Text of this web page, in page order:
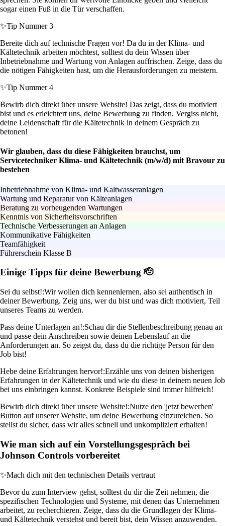
sogar einen Fuß in die Tür verschaffen.
✨Tip Nummer 3
Bereite dich auf technische Fragen vor! Da du in der Klima- und
Kältetechnik arbeiten möchtest, solltest du dein Wissen über
Inbetriebnahme und Wartung von Anlagen auffrischen. Zeige, dass du
die nötigen Fähigkeiten hast, um die Herausforderungen zu meistern.
✨Tip Nummer 4
Bewirb dich direkt über unsere Website! Das zeigt, dass du motiviert
bist und es erleichtert uns, deine Bewerbung zu finden. Vergiss nicht,
deine Leidenschaft für die Kältetechnik in deinem Gespräch zu
betonen!
Wir glauben, dass du diese Fähigkeiten brauchst, um
Servicetechniker Klima- und Kältetechnik (m/w/d) mit Bravour zu
bestehen
Inbetriebnahme von Klima- und Kaltwasseranlagen
Wartung und Reparatur von Kälteanlagen
Beratung zu vorbeugenden Wartungen
Kenntnis von Sicherheitsvorschriften
Technische Verbesserungen an Anlagen
Kommunikative Fähigkeiten
Teamfähigkeit
Führerschein Klasse B
Einige Tipps für deine Bewerbung 🫡
Sei du selbst!:Wir wollen dich kennenlernen, also sei authentisch in
deiner Bewerbung. Zeig uns, wer du bist und was dich motiviert, Teil
unseres Teams zu werden.
Pass deine Unterlagen an!:Schau dir die Stellenbeschreibung genau an
und passe dein Anschreiben sowie deinen Lebenslauf an die
Anforderungen an. So zeigst du, dass du die richtige Person für den
Job bist!
Hebe deine Erfahrungen hervor!:Erzähle uns von deinen bisherigen
Erfahrungen in der Kältetechnik und wie du diese in deinem neuen Job
bei uns einbringen kannst. Konkrete Beispiele sind immer hilfreich!
Bewirb dich direkt über unsere Website!:Nutze den 'jetzt bewerben'
Button auf unserer Website, um deine Bewerbung einzureichen. So
stellst du sicher, dass wir alles schnell und unkompliziert erhalten!
Wie man sich auf ein Vorstellungsgespräch bei
Johnson Controls vorbereitet
✨Mach dich mit den technischen Details vertraut
Bevor du zum Interview gehst, solltest du dir die Zeit nehmen, die
spezifischen Technologien und Systeme, mit denen das Unternehmen
arbeitet, zu recherchieren. Zeige, dass du die Grundlagen der Klima-
und Kältetechnik verstehst und bereit bist, dein Wissen anzuwenden.